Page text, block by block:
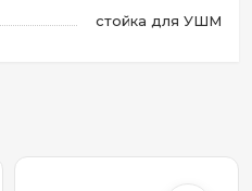
стойка для УШМ